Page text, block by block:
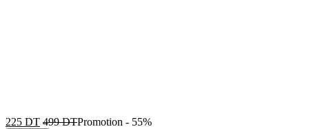
225 DT 499DTPromotion - 55%